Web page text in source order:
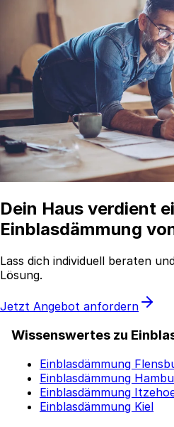
Dein Haus verdient
Einblasdämmung
Lass dich individuell beraten
Lösung.
Jetzt Angebot anfordern
Wissenswertes zu
Einblasdämmung
Einblasdämmung
Einblasdämmung
Einblasdämmung Kiel